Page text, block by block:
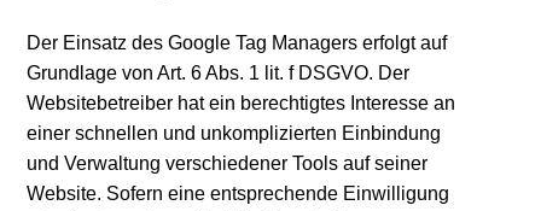
Der Einsatz des Google Tag Managers erfolgt auf
Grundlage von Art. 6 Abs. 1 lit. f DSGVO. Der
Websitebetreiber hat ein berechtigtes Interesse an
einer schnellen und unkomplizierten Einbindung
und Verwaltung verschiedener Tools auf seiner
Website. Sofern eine entsprechende Einwilligung